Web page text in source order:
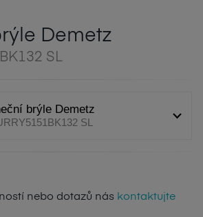
Demetz
SL
brýle Demetz
SL
nebo dotazů nás kontaktujte